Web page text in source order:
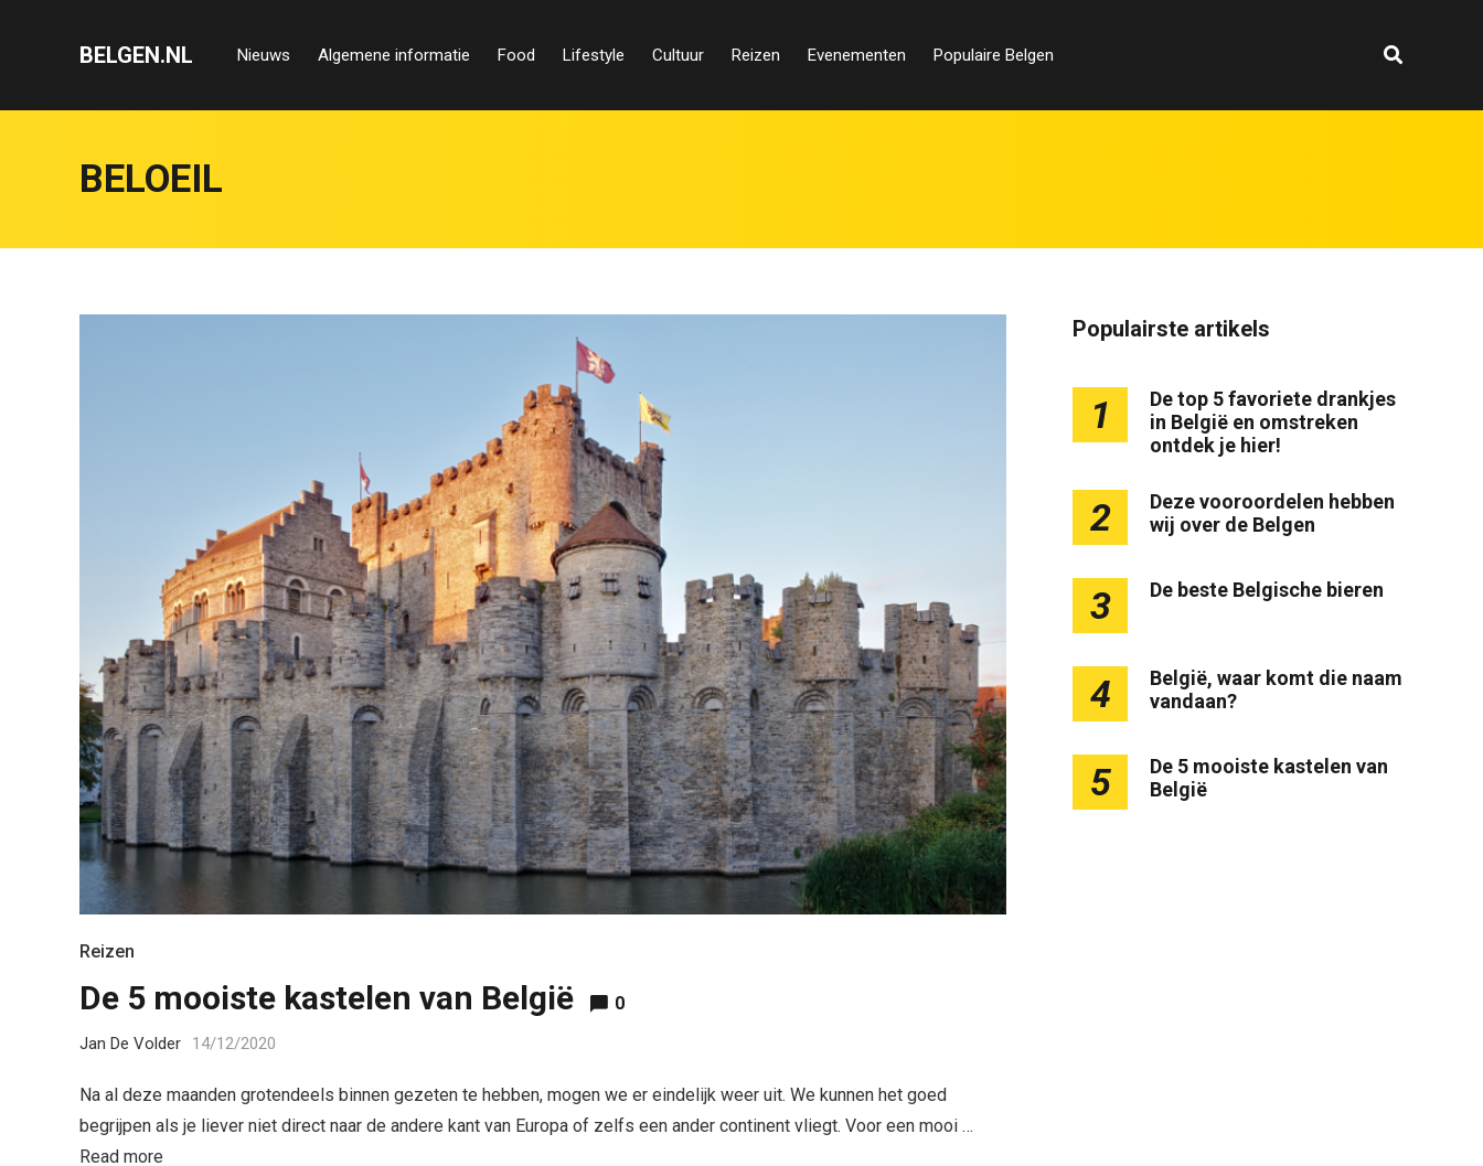
BELGEN.NL Nieuws Algemene informatie Food Lifestyle Cultuur Reizen Evenementen Populaire Belgen
BELOEIL
Reizen
De 5 mooiste kastelen van België 0
Jan De Volder 14/12/2020
Na al deze maanden grotendeels binnen gezeten te hebben, mogen we er eindelijk weer uit. We kunnen het goed
begrijpen als je liever niet direct naar de andere kant van Europa of zelfs een ander continent vliegt. Voor een mooi …
Read more
Populairste artikels
1
De top 5 favoriete drankjes
in België en omstreken
ontdek je hier!
2
Deze vooroordelen hebben
wij over de Belgen
3 De beste Belgische bieren
4
België, waar komt die naam
vandaan?
5
De 5 mooiste kastelen van
België